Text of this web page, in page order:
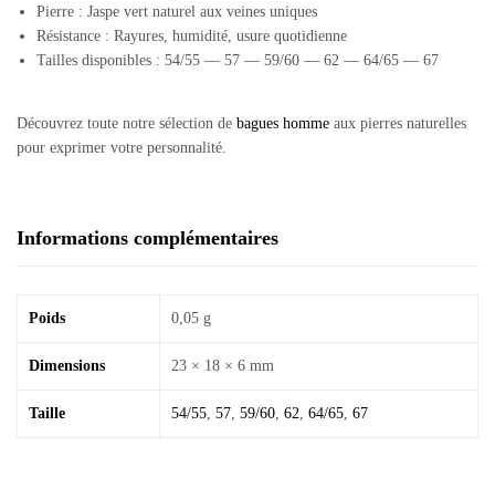
Pierre : Jaspe vert naturel aux veines uniques
Résistance : Rayures, humidité, usure quotidienne
Tailles disponibles : 54/55 — 57 — 59/60 — 62 — 64/65 — 67
Découvrez toute notre sélection de bagues homme aux pierres naturelles
pour exprimer votre personnalité.
Informations complémentaires
Poids 0,05 g
Dimensions 23 × 18 × 6 mm
Taille 54/55, 57, 59/60, 62, 64/65, 67